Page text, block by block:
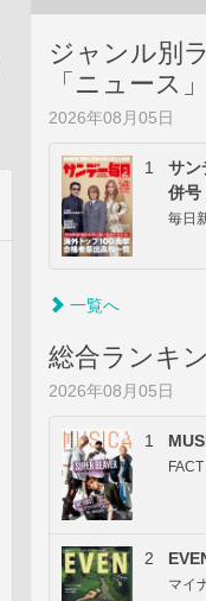
ジャンル別
「ニュース」
2026年08月05日
1
サン
併
毎日
一覧へ
総合ランキ
2026年08月05日
1
FACT
2
マイ